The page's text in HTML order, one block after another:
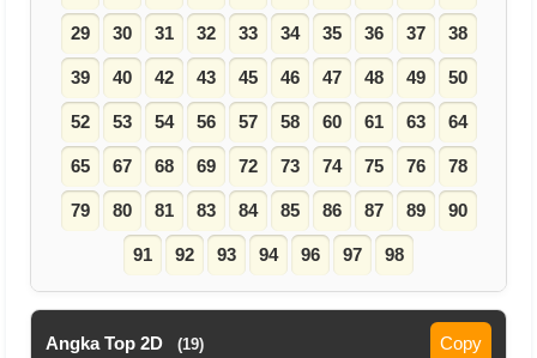
29 30 31 32 33 34 35 36 37 38
39 40 42 43 45 46 47 48 49 50
52 53 54 56 57 58 60 61 63 64
65 67 68 69 72 73 74 75 76 78
79 80 81 83 84 85 86 87 89 90
91 92 93 94 96 97 98
Angka Top 2D (19) Copy